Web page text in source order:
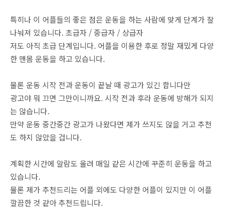
특히나 이 어플들의 좋은 점은 운동을 하는 사람에 맞게 단계가 잘
나눠져 있습니다. 초급자 / 중급자 / 상급자
저도 아직 초급 단계입니다. 어플을 이용한 후로 정말 재밌게 다양
한 맨몸 운동을 하고 있습니다.
물론 운동 시작 전과 운동이 끝날 때 광고가 있긴 합니다만
광고야 뭐 끄면 그만이니까요. 시작 전과 후라 운동에 방해가 되지
는 않습니다.
만약 운동 중간중간 광고가 나왔다면 제가 쓰지도 않을 거고 추천
도 하지 않았을 겁니다.
계획한 시간에 알람도 울려 매일 같은 시간에 꾸준히 운동을 하고
있습니다.
물론 제가 추천드리는 어플 외에도 다양한 어플이 있지만 이 어플
깔끔한 것 같아 추천드립니다.